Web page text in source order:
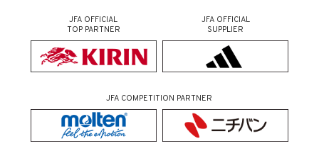
JFA OFFICIAL
TOP PARTNER
JFA OFFICIAL
SUPPLIER
JFA COMPETITION PARTNER